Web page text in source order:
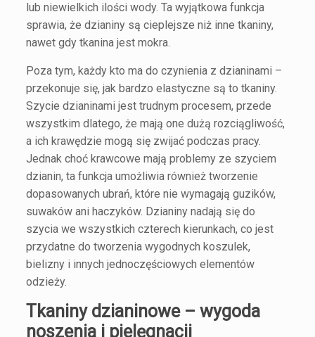
lub niewielkich ilości wody. Ta wyjątkowa funkcja
sprawia, że dzianiny są cieplejsze niż inne tkaniny,
nawet gdy tkanina jest mokra.
Poza tym, każdy kto ma do czynienia z dzianinami –
przekonuje się, jak bardzo elastyczne są to tkaniny.
Szycie dzianinami jest trudnym procesem, przede
wszystkim dlatego, że mają one dużą rozciągliwość,
a ich krawędzie mogą się zwijać podczas pracy.
Jednak choć krawcowe mają problemy ze szyciem
dzianin, ta funkcja umożliwia również tworzenie
dopasowanych ubrań, które nie wymagają guzików,
suwaków ani haczyków. Dzianinynadają się do
szycia we wszystkich czterech kierunkach, co jest
przydatne do tworzenia wygodnych koszulek,
bielizny i innych jednoczęściowych elementów
odzieży.
Tkaniny dzianinowe – wygoda
noszenia i pielęgnacji